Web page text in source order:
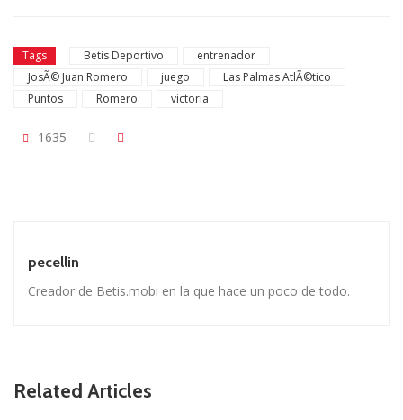
Tags Betis Deportivo
entrenador
JosÃ© Juan Romero
juego
Las Palmas AtlÃ©tico
Puntos
Romero victoria
1635
pecellin
Creador de Betis.mobi en la que hace un poco de todo.
Related Articles